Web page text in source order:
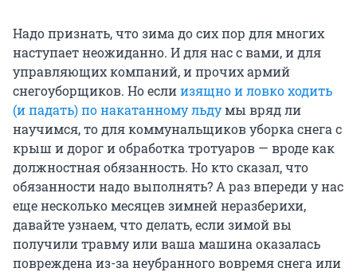
Надо признать, что зима до сих пор для многих
наступает неожиданно. И для нас с вами, и для
управляющих компаний, и прочих армий
снегоуборщиков. Но еслиизящно и ловко ходить
(и падать) по накатанному льдумы вряд ли
научимся, то для коммунальщиков уборка снега с
крыш и дорог и обработка тротуаров — вроде как
должностная обязанность. Но кто сказал, что
обязанности надо выполнять? А раз впереди у нас
еще несколько месяцев зимней неразберихи,
давайте узнаем, что делать, если зимой вы
получили травму или ваша машина оказалась
повреждена из-за неубранного вовремя снега или